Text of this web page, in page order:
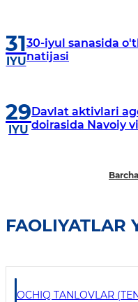
31
IYU
30-iyul sanasida
natijasi
29
IYU
Davlat aktivlari
doirasida Navoiy
FAOLIYATLAR
OCHIQ TANLOVLAR